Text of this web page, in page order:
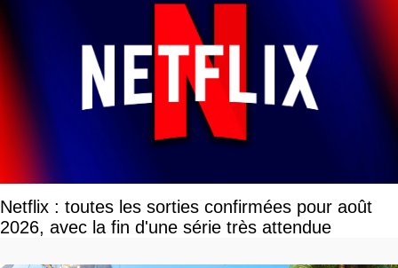
Netflix : toutes les sorties confirmées pour août
2026, avec la fin d'une série très attendue